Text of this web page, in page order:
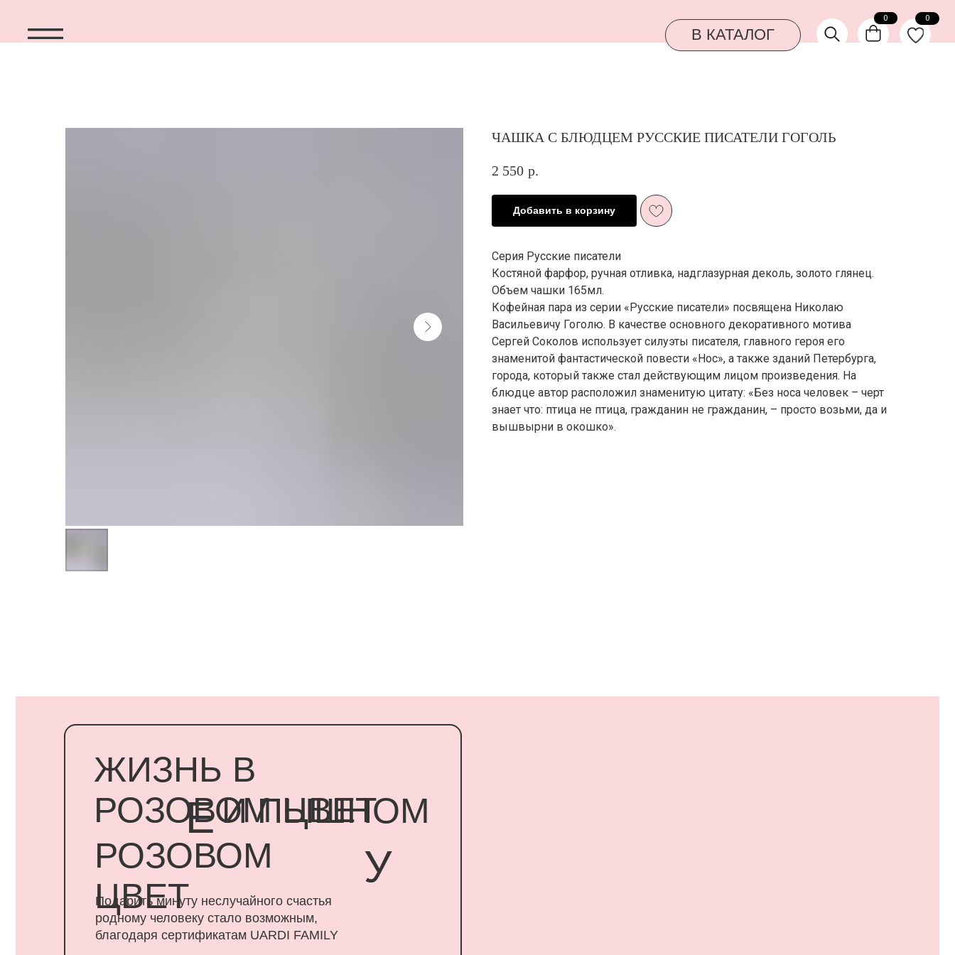
В КАТАЛОГ
ЧАШКА С БЛЮДЦЕМ РУССКИЕ ПИСАТЕЛИ ГОГОЛЬ
2 550 р.
Добавить в корзину
Серия Русские писатели
Костяной фарфор, ручная отливка, надглазурная деколь, золото глянец.
Объем чашки 165мл.
Кофейная пара из серии «Русские писатели» посвящена Николаю
Васильевичу Гоголю. В качестве основного декоративного мотива
Сергей Соколов использует силуэты писателя, главного героя его
знаменитой фантастической повести «Нос», а также зданий Петербурга,
города, который также стал действующим лицом произведения. На
блюдце автор расположил знаменитую цитату: «Без носа человек – черт
знает что: птица не птица, гражданин не гражданин, – просто возьми, да и
вышвырни в окошко».
ЖИЗНЬ В
РОЗОВОМ ЦВЕТ
ПОДАРИТЬ
И ПЫШНОМ
Е
Подарить минуту неслучайного счастья
родному человеку стало возможным,
благодаря сертификатам UARDI FAMILY
РОЗОВОМ
ЦВЕТ